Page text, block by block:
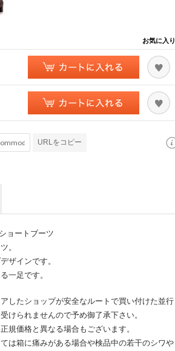
お気に入り
URLをコピー
ョートブーツ
。
ザインです。
一足です。
したショップが安全なルートで買い付けた並行
けられませんので予め御了承下さい。
規価格と異なる場合もございます。
は箱に痛みがある場合や検品中の若干のシワや